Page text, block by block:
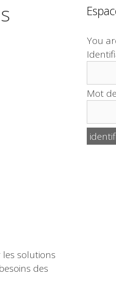
les solutions
des
You
Mot